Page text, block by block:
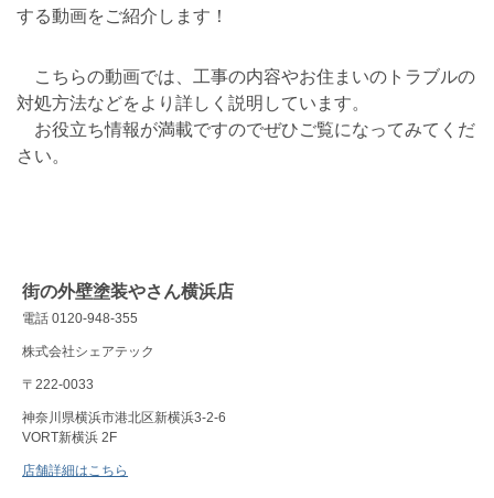
する動画をご紹介します！
こちらの動画では、工事の内容やお住まいのトラブルの
対処方法などをより詳しく説明しています。
お役立ち情報が満載ですのでぜひご覧になってみてくだ
さい。
街の外壁塗装やさん横浜店
電話 0120-948-355
株式会社シェアテック
〒222-0033
神奈川県横浜市港北区新横浜3-2-6
VORT新横浜 2F
店舗詳細はこちら